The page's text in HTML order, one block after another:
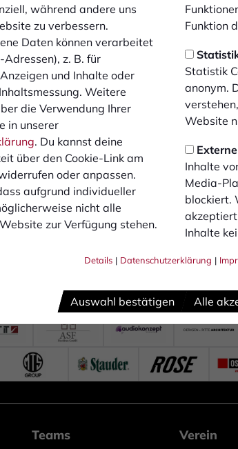
während andere uns
zu verbessern.
Daten können verarbeitet
Adressen), z. B. für
und Inhalte oder
Weitere
die Verwendung Ihrer
in unserer
. Du kannst deine
über den Cookie-Link am
oder anpassen.
aufgrund individueller
nicht alle
zur Verfügung stehen.
Funktion
Statistik
anonym.
Website
Inhalte
Media-
blockiert.
Inhalte
Details | Datenschutzerklärung |
Auswahl bestätigen Alle
Teams Verein